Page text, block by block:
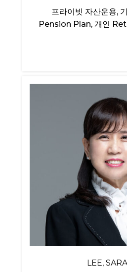
프라이빗 자산운용,
Pension Plan, 개인
LEE,